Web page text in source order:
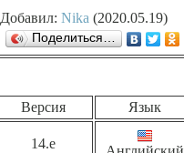
Добавил: Nika (2020.05.19)
Поделиться…
Версия Язык
14.e